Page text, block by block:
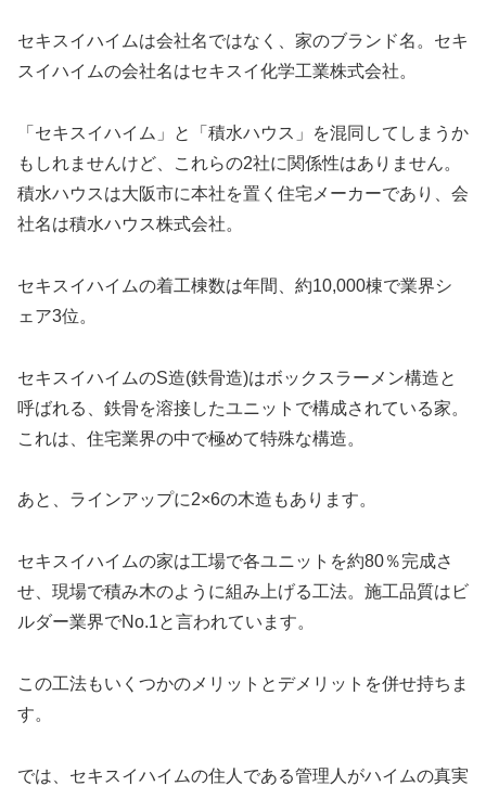
セキスイハイムは会社名ではなく、家のブランド名。セキ
スイハイムの会社名はセキスイ化学工業株式会社。
「セキスイハイム」と「積水ハウス」を混同してしまうか
もしれませんけど、これらの2社に関係性はありません。
積水ハウスは大阪市に本社を置く住宅メーカーであり、会
社名は積水ハウス株式会社。
セキスイハイムの着工棟数は年間、約10,000棟で業界シ
ェア3位。
セキスイハイムのS造(鉄骨造)はボックスラーメン構造と
呼ばれる、鉄骨を溶接したユニットで構成されている家。
これは、住宅業界の中で極めて特殊な構造。
あと、ラインアップに2×6の木造もあります。
セキスイハイムの家は工場で各ユニットを約80％完成さ
せ、現場で積み木のように組み上げる工法。施工品質はビ
ルダー業界でNo.1と言われています。
この工法もいくつかのメリットとデメリットを併せ持ちま
す。
では、セキスイハイムの住人である管理人がハイムの真実